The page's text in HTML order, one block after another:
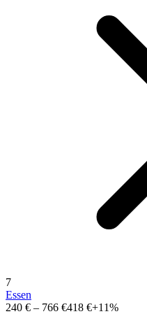
7
Essen
240 € – 766 €418 €+11%